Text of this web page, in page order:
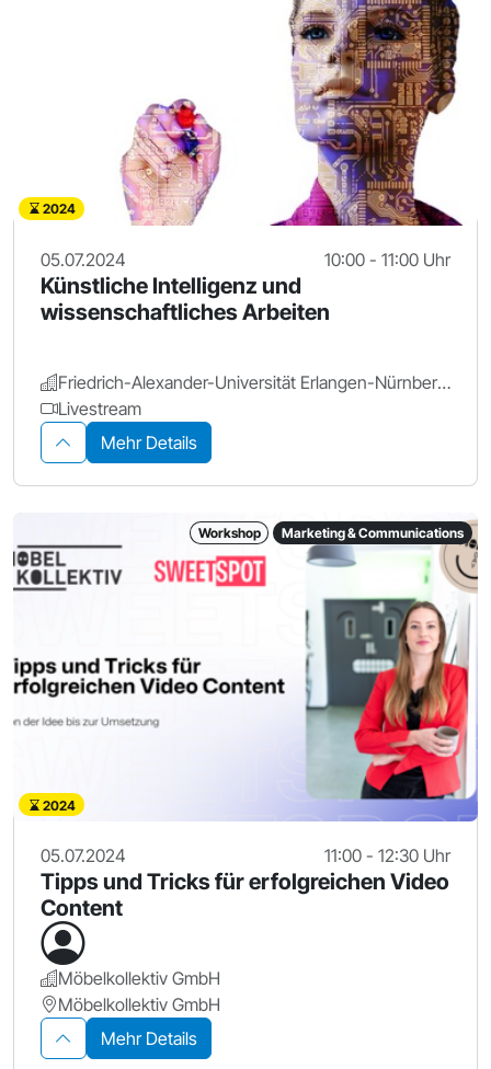
2024
05.07.2024 10:00 - 11:00 Uhr
Künstliche Intelligenz und
wissenschaftliches Arbeiten
Friedrich-Alexander-Universität Erlangen-Nürnberg.
Livestream
Mehr Details
Workshop Marketing & Communications
2024
05.07.2024 11:00 - 12:30 Uhr
Tipps und Tricks für erfolgreichen Video
Content
Möbelkollektiv GmbH
Möbelkollektiv GmbH
Mehr Details